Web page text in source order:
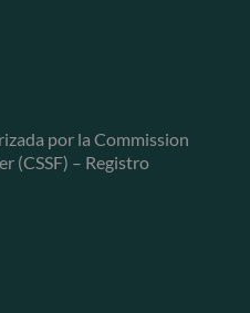
por la Commission
(CSSF) – Registro